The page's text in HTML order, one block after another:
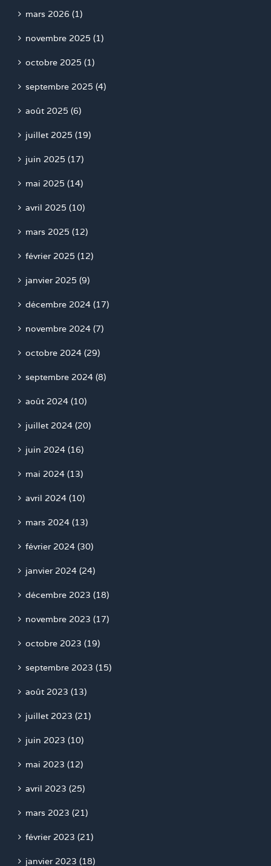
mars 2026 (1)
novembre 2025 (1)
octobre 2025 (1)
septembre 2025 (4)
août 2025 (6)
juillet 2025 (19)
juin 2025 (17)
mai 2025 (14)
avril 2025 (10)
mars 2025 (12)
février 2025 (12)
janvier 2025 (9)
décembre 2024 (17)
novembre 2024 (7)
octobre 2024 (29)
septembre 2024 (8)
août 2024 (10)
juillet 2024 (20)
juin 2024 (16)
mai 2024 (13)
avril 2024 (10)
mars 2024 (13)
février 2024 (30)
janvier 2024 (24)
décembre 2023 (18)
novembre 2023 (17)
octobre 2023 (19)
septembre 2023 (15)
août 2023 (13)
juillet 2023 (21)
juin 2023 (10)
mai 2023 (12)
avril 2023 (25)
mars 2023 (21)
février 2023 (21)
janvier 2023 (18)